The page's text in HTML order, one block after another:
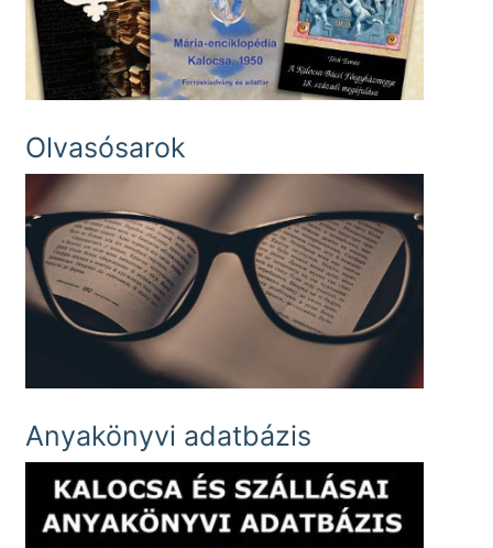
Olvasósarok
Anyakönyvi adatbázis